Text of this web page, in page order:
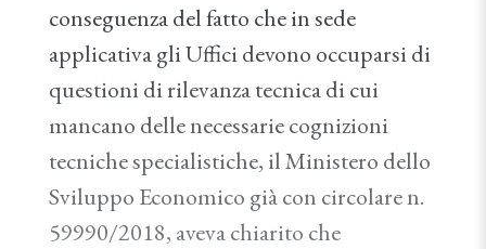
conseguenza del fatto che in sede
applicativa gli Uffici devono occuparsi di
questioni di rilevanza tecnica di cui
mancano delle necessarie cognizioni
tecniche specialistiche, il Ministero dello
Sviluppo Economico già con circolare n.
59990/2018, aveva chiarito che